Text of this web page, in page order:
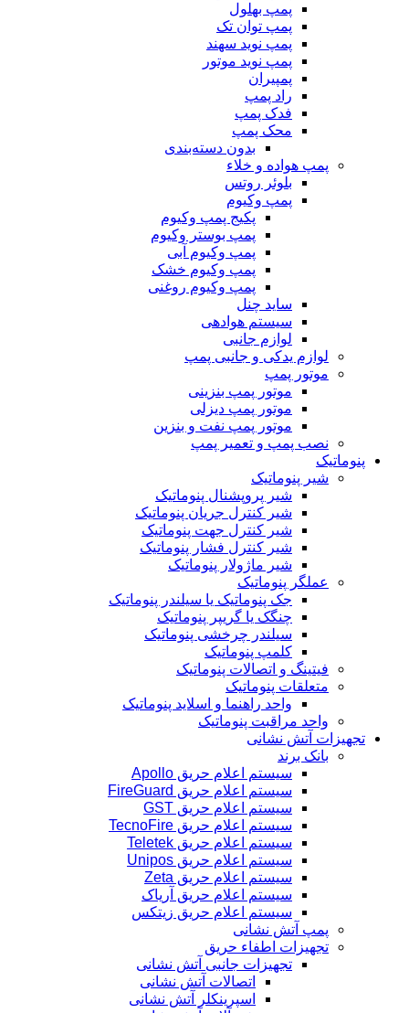
پمپ بهلول
پمپ توان تک
پمپ نوید سهند
پمپ نوید موتور
پمپیران
راد پمپ
فدک پمپ
محک پمپ
بدون دسته‌بندی
پمپ هواده و خلاء
بلوئر روتس
پمپ وکیوم
پکیج پمپ وکیوم
پمپ بوستر وکیوم
پمپ وکیوم آبی
پمپ وکیوم خشک
پمپ وکیوم روغنی
ساید چنل
سیستم هوادهی
لوازم جانبی
لوازم یدکی و جانبی پمپ
موتور پمپ
موتور پمپ بنزینی
موتور پمپ دیزلی
موتور پمپ نفت و بنزین
نصب پمپ و تعمیر پمپ
پنوماتیک
شیر پنوماتیک
شیر پروپشنال پنوماتیک
شیر کنترل جریان پنوماتیک
شیر کنترل جهت پنوماتیک
شیر کنترل فشار پنوماتیک
شیر ماژولار پنوماتیک
عملگر پنوماتیک
جک پنوماتیک یا سیلندر پنوماتیک
چنگک یا گریپر پنوماتیک
سیلندر چرخشی پنوماتیک
کلمپ پنوماتیک
فیتینگ و اتصالات پنوماتیک
متعلقات پنوماتیک
واحد راهنما و اسلاید پنوماتیک
واحد مراقبت پنوماتیک
تجهیزات آتش نشانی
بانک برند
سیستم اعلام حریق Apollo
سیستم اعلام حریق FireGuard
سیستم اعلام حریق GST
سیستم اعلام حریق TecnoFire
سیستم اعلام حریق Teletek
سیستم اعلام حریق Unipos
سیستم اعلام حریق Zeta
سیستم اعلام حریق آریاک
سیستم اعلام حریق زیتکس
پمپ آتش نشانی
تجهیزات اطفاء حریق
تجهیزات جانبی آتش نشانی
اتصالات آتش نشانی
اسپرینکلر آتش نشانی